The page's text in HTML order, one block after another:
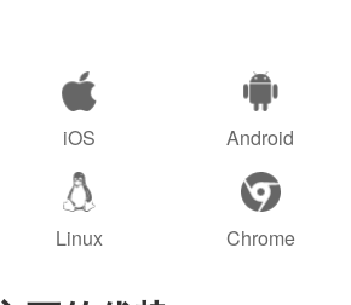
iOS Android
Linux Chrome